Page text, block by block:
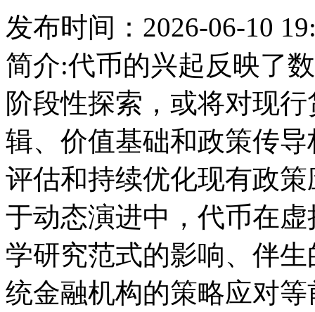
发布时间：2026-06-10
简介:代币的兴起反映了
阶段性探索，或将对现
辑、价值基础和政策传
评估和持续优化现有政
于动态演进中，代币在
学研究范式的影响、伴
统金融机构的策略应对